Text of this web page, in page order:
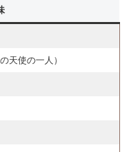
天使の一人）